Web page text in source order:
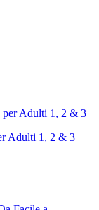
Adulti 1, 2 & 3